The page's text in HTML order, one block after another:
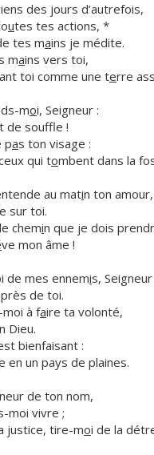
des jours d’autrefois,
utes tes actions, *
tes mains je médite.
mains vers toi,
toi comme une terre
moi, Seigneur :
t de souffle !
pas ton visage :
qui tombent dans la
au matin ton amour,
sur toi.
chemin que je dois
ve mon âme !
de mes ennemis, Seigneur
de toi.
à faire ta volonté,
Dieu.
bienfaisant :
en un pays de plaines.
de ton nom,
moi vivre ;
justice, tire-moi de la